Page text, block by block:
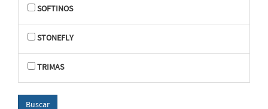
SOFTINOS
STONEFLY
TRIMAS